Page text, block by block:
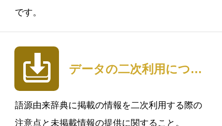
です。
データの二次利用について
語源由来辞典に掲載の情報を二次利用する際の
注意点と未掲載情報の提供に関すること。